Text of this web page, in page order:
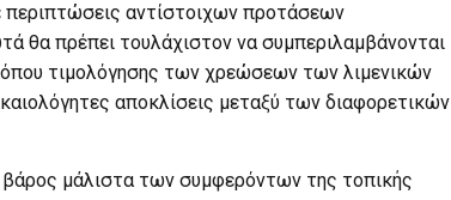
αντίστοιχων προτάσεων
θα πρέπει τουλάχιστον να συμπεριλαμβάνονται
τιμολόγησης των χρεώσεων των λιμενικών
αποκλίσεις μεταξύ των διαφορετικών
βάρος μάλιστα των συμφερόντων της τοπικής